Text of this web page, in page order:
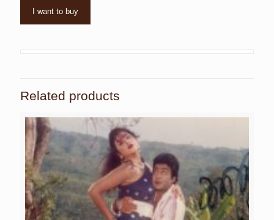
I want to buy
Related products